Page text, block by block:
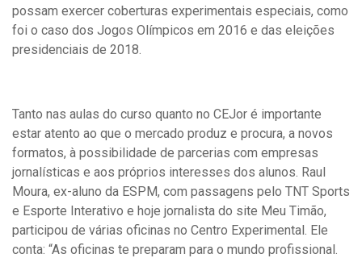
possam exercer coberturas experimentais especiais, como
foi o caso dos Jogos Olímpicos em 2016 e das eleições
presidenciais de 2018.
Tanto nas aulas do curso quanto no CEJor é importante
estar atento ao que o mercado produz e procura, a novos
formatos, à possibilidade de parcerias com empresas
jornalísticas e aos próprios interesses dos alunos. Raul
Moura, ex-aluno da ESPM, com passagens pelo TNT Sports
e Esporte Interativo e hoje jornalista do site Meu Timão,
participou de várias oficinas no Centro Experimental. Ele
conta: “As oficinas te preparam para o mundo profissional.